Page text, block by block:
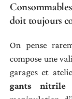
doit toujours
On pense
compose une
garages et
gants